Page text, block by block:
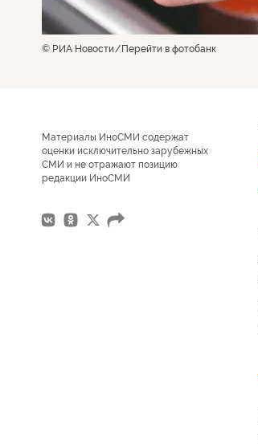
© РИА Новости Перейти в фотобанк
Материалы ИноСМИ содержат
оценки исключительно зарубежных
СМИ и не отражают позицию
редакции ИноСМИ